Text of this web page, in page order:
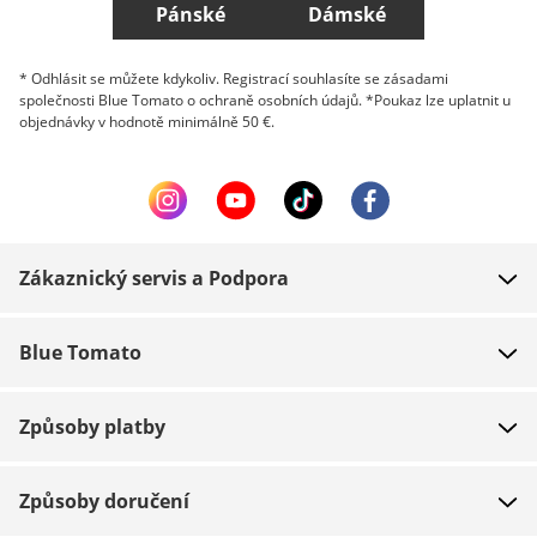
Pánské Dámské
* Odhlásit se můžete kdykoliv. Registrací souhlasíte se zásadami
společnosti Blue Tomato o ochraně osobních údajů. *Poukaz lze uplatnit u
objednávky v hodnotě minimálně 50 €.
Zákaznický servis a Podpora
Platba
Navrácení zboží
Blue Tomato
Práce
Způsoby platby
Způsoby doručení